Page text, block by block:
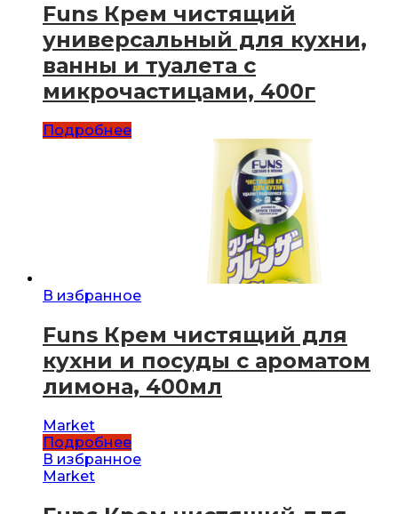
Funs Крем чистящий
универсальный для кухни,
ванны и туалета с
микрочастицами, 400г
Подробнее
В избранное
Funs Крем чистящий для
кухни и посуды с ароматом
лимона, 400мл
Market
Подробнее
В избранное
Market